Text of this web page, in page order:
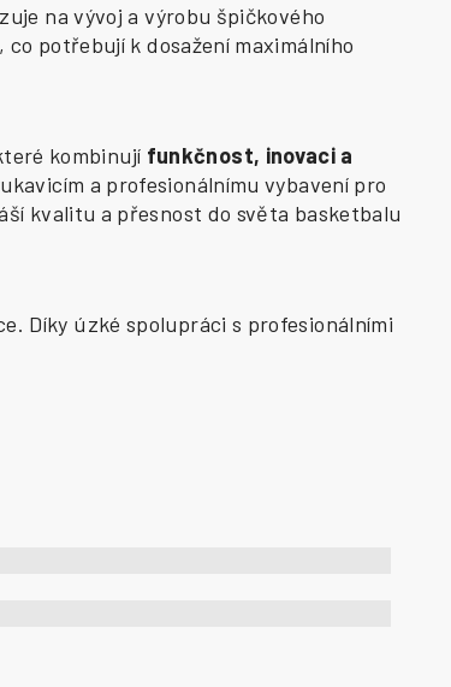
na vývoj a výrobu špičkového
potřebují k dosažení maximálního
kombinují funkčnost, inovaci a
a profesionálnímu vybavení pro
kvalitu a přesnost do světa basketbalu
Díky úzké spolupráci s profesionálními